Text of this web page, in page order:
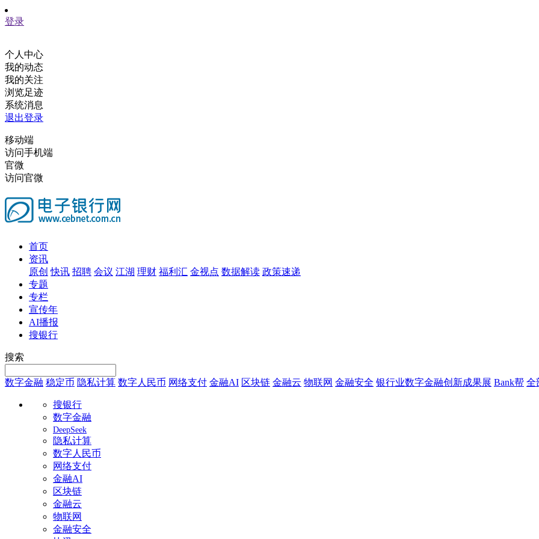
登录
个人中心
我的动态
我的关注
浏览足迹
系统消息
退出登录
移动端
访问手机端
官微
访问官微
首页
资讯
原创 快讯 招聘 会议 江湖 理财 福利汇 金视点 数据解读 政策速递
专题
专栏
宣传年
AI播报
搜银行
搜索
数字金融 稳定币 隐私计算 数字人民币 网络支付 金融AI 区块链 金融云 物联网 金融安全 银行业数字金融创新成果展 Bank帮 全
搜银行
数字金融
DeepSeek
隐私计算
数字人民币
网络支付
金融AI
区块链
金融云
物联网
金融安全